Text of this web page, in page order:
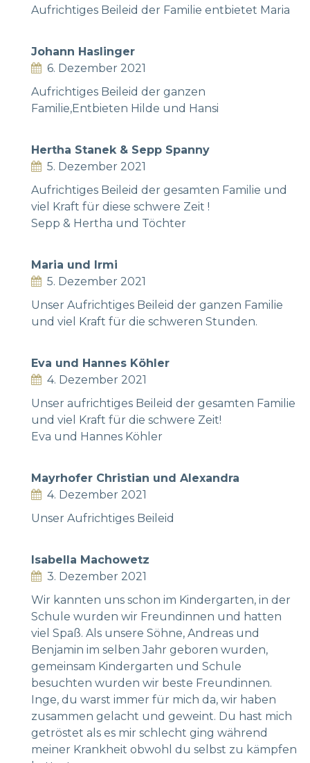
Aufrichtiges Beileid der Familie entbietet Maria
Johann Haslinger
6. Dezember 2021
Aufrichtiges Beileid der ganzen
Familie,Entbieten Hilde und Hansi
Hertha Stanek & Sepp Spanny
5. Dezember 2021
Aufrichtiges Beileid der gesamten Familie und
viel Kraft für diese schwere Zeit !
Sepp & Hertha und Töchter
Maria und Irmi
5. Dezember 2021
Unser Aufrichtiges Beileid der ganzen Familie
und viel Kraft für die schweren Stunden.
Eva und Hannes Köhler
4. Dezember 2021
Unser aufrichtiges Beileid der gesamten Familie
und viel Kraft für die schwere Zeit!
Eva und Hannes Köhler
Mayrhofer Christian und Alexandra
4. Dezember 2021
Unser Aufrichtiges Beileid
Isabella Machowetz
3. Dezember 2021
Wir kannten uns schon im Kindergarten, in der
Schule wurden wir Freundinnen und hatten
viel Spaß. Als unsere Söhne, Andreas und
Benjamin im selben Jahr geboren wurden,
gemeinsam Kindergarten und Schule
besuchten wurden wir beste Freundinnen.
Inge, du warst immer für mich da, wir haben
zusammen gelacht und geweint. Du hast mich
getröstet als es mir schlecht ging während
meiner Krankheit obwohl du selbst zu kämpfen